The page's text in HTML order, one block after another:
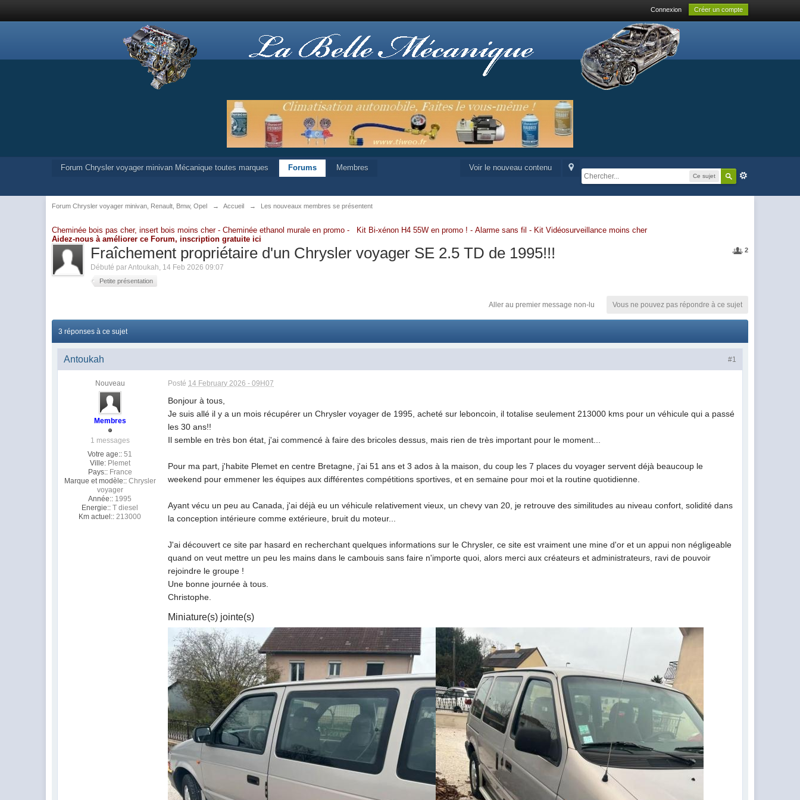
Connexion Créer un compte
Ce sujet
Voir le nouveau contenu
Forum Chrysler voyager minivan Mécanique toutes marques Forums Membres
Forum Chrysler voyager minivan, Renault, Bmw, Opel → Accueil → Les nouveaux membres se présentent
Cheminée bois pas cher, insert bois moins cher - Cheminée ethanol murale en promo - Kit Bi-xénon H4 55W en promo ! - Alarme sans fil- Kit Vidéosurveillance moins cher
Aidez-nous à améliorer ce Forum, inscription gratuite ici
2
Fraîchement propriétaire d'un Chrysler voyager SE 2.5 TD de 1995!!!
Débuté parAntoukah, 14 Feb 2026 09:07
Petite présentation
Vous ne pouvez pas répondre à ce sujet
Aller au premier message non-lu
3 réponses à ce sujet
#1
Antoukah
Nouveau
Membres
1 messages
Votre age:: 51
Ville: Plemet
Pays:: France
Marque et modèle:: Chrysler
voyager
Année:: 1995
Energie:: T diesel
Km actuel:: 213000
Posté 14 February 2026 - 09H07
Bonjour à tous,
Je suis allé il y a un mois récupérer un Chrysler voyager de 1995, acheté sur leboncoin, il totalise seulement 213000 kms pour un véhicule qui a passé
les 30 ans!!
Il semble en très bon état, j'ai commencé à faire des bricoles dessus, mais rien de très important pour le moment...
Pour ma part, j'habite Plemet en centre Bretagne, j'ai 51 ans et 3 ados à la maison, du coup les 7 places du voyager servent déjà beaucoup le
weekend pour emmener les équipes aux différentes compétitions sportives, et en semaine pour moi et la routine quotidienne.
Ayant vécu un peu au Canada, j'ai déjà eu un véhicule relativement vieux, un chevy van 20, je retrouve des similitudes au niveau confort, solidité dans
la conception intérieure comme extérieure, bruit du moteur...
J'ai découvert ce site par hasard en recherchant quelques informations sur le Chrysler, ce site est vraiment une mine d'or et un appui non négligeable
quand on veut mettre un peu les mains dans le cambouis sans faire n'importe quoi, alors merci aux créateurs et administrateurs, ravi de pouvoir
rejoindre le groupe !
Une bonne journée à tous.
Christophe.
Miniature(s) jointe(s)